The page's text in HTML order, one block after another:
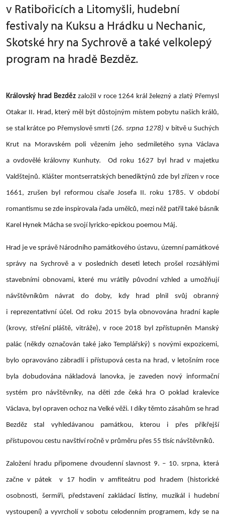
v Ratibořicích a Litomyšli, hudební
festivaly na Kuksu a Hrádku u Nechanic,
Skotské hry na Sychrově a také velkolepý
program na hradě Bezděz.
Královský hrad Bezdězzaložil v roce 1264 král železný a zlatý Přemysl
Otakar II. Hrad, který měl být důstojným místem pobytu našich králů,
se stal krátce po Přemyslově smrti (26. srpna 1278) v bitvě u Suchých
Krut na Moravském poli vězením jeho sedmiletého syna Václava
a ovdovělé královny Kunhuty. Od roku 1627 byl hrad v majetku
Valdštejnů. Klášter montserratských benediktýnů zde byl zřízen v roce
1661, zrušen byl reformou císaře Josefa II. roku 1785. V období
romantismu se zde inspirovala řada umělců, mezi něž patřil také básník
Karel Hynek Mácha se svojí lyricko-epickou poemou Máj.
Hrad je ve správě Národního památkového ústavu, územní památkové
správy na Sychrově a v posledních deseti letech prošel rozsáhlými
stavebními obnovami, které mu vrátily původní vzhled a umožňují
návštěvníkům návrat do doby, kdy hrad plnil svůj obranný
i reprezentativní účel. Od roku 2015 byla obnovována hradní kaple
(krovy, střešní pláště, vitráže), v roce 2018 byl zpřístupněn Manský
palác (někdy označován také jako Templářský) s novými expozicemi,
bylo opravováno zábradlí i přístupová cesta na hrad, v letošním roce
byla dobudována nákladová lanovka, je zaveden nový informační
systém pro návštěvníky, na děti zde čeká hra O poklad kralevice
Václava, byl opraven ochoz na Velké věži. I díky těmto zásahům se hrad
Bezděz stal vyhledávanou památkou, kterou i přes příkřejší
přístupovou cestu navštíví ročně v průměru přes 55 tisíc návštěvníků.
Založení hradu připomene dvoudenní slavnost 9. – 10. srpna, která
začne v pátek v 17 hodin v amfiteátru pod hradem (historické
osobnosti, šermíři, představení zakládací listiny, muzikál i hudební
vystoupení) a vyvrcholí v sobotu celodenním programem, kdy se na